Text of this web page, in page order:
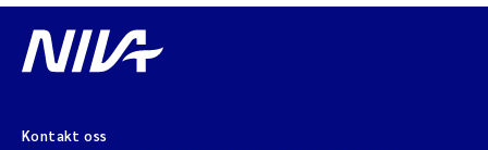
Kontakt oss